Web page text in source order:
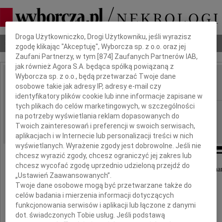
Nekrologi Odeszli Poradnik pogrzebowy
IMIĘ I NAZWISKO: Andrzej Rożek
REGION: Bydgoszcz
DATA EMISJI: 26.11.2021
W dniu 21 listopada 2021 roku zmarł nasz
Dbamy o Twoją prywatność
Droga Użytkowniczko, Drogi Użytkowniku, jeśli wyrazisz
zgodę klikając "Akceptuję", Wyborcza sp. z o.o. oraz jej
Zaufani Partnerzy, w tym [874 ] Zaufanych Partnerów IAB,
jak również Agora S.A. będąca spółką powiązaną z
Wyborcza sp. z o.o., będą przetwarzać Twoje dane
osobowe takie jak adresy IP, adresy e-mail czy
identyfikatory plików cookie lub inne informacje zapisane w
tych plikach do celów marketingowych, w szczególności
na potrzeby wyświetlania reklam dopasowanych do
Twoich zainteresowań i preferencji w swoich serwisach,
aplikacjach i w Internecie lub personalizacji treści w nich
wyświetlanych. Wyrażenie zgody jest dobrowolne. Jeśli nie
chcesz wyrazić zgody, chcesz ograniczyć jej zakres lub
chcesz wycofać zgodę uprzednio udzieloną przejdź do
„Ustawień Zaawansowanych”.
Twoje dane osobowe mogą być przetwarzane także do
celów badania i mierzenia informacji dotyczących
funkcjonowania serwisów i aplikacji lub łączone z danymi
dot. świadczonych Tobie usług. Jeśli podstawą